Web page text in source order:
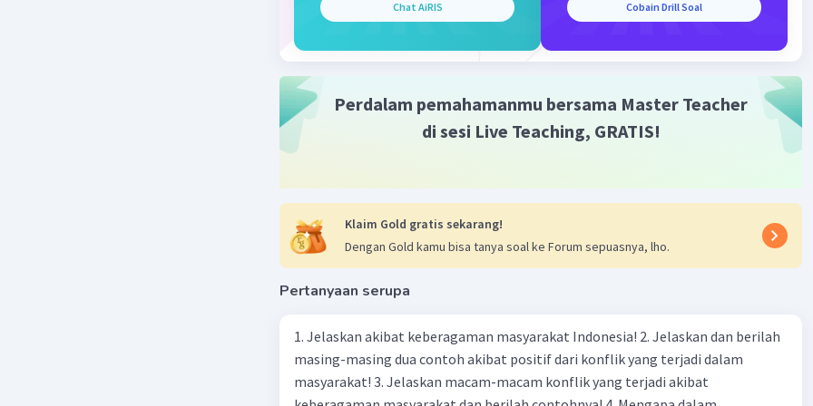
Chat AiRIS Cobain Drill Soal
Perdalam pemahamanmu bersama Master Teacher
di sesi Live Teaching, GRATIS!
Klaim Gold gratis sekarang!
Dengan Gold kamu bisa tanya soal ke Forum sepuasnya, lho.
Pertanyaan serupa
1. Jelaskan akibat keberagaman masyarakat Indonesia! 2. Jelaskan dan berilah
masing-masing dua contoh akibat positif dari konflik yang terjadi dalam
masyarakat! 3. Jelaskan macam-macam konflik yang terjadi akibat